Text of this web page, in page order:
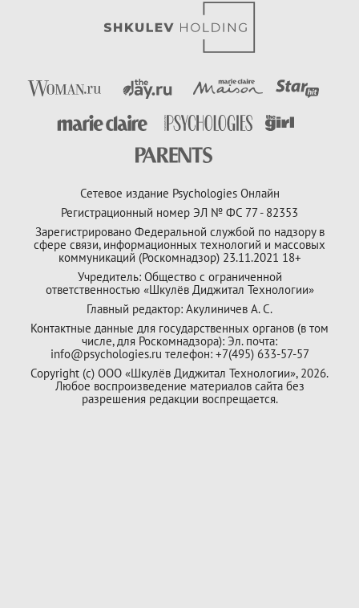
Сетевое издание Psychologies Онлайн
Регистрационный номер ЭЛ № ФС 77 - 82353
Зарегистрировано Федеральной службой по надзору в
сфере связи, информационных технологий и массовых
коммуникаций (Роскомнадзор) 23.11.2021 18+
Учредитель: Общество с ограниченной
ответственностью «Шкулёв Диджитал Технологии»
Главный редактор: Акулиничев А. С.
Контактные данные для государственных органов (в том
числе, для Роскомнадзора): Эл. почта:
info@psychologies.ru телефон: +7(495) 633-57-57
Copyright (с) ООО «Шкулёв Диджитал Технологии», 2026.
Любое воспроизведение материалов сайта без
разрешения редакции воспрещается.